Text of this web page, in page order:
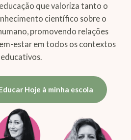
que valoriza tanto o
científico sobre o
promovendo relações
estar em todos os contextos
educativos.
Hoje à minha escola